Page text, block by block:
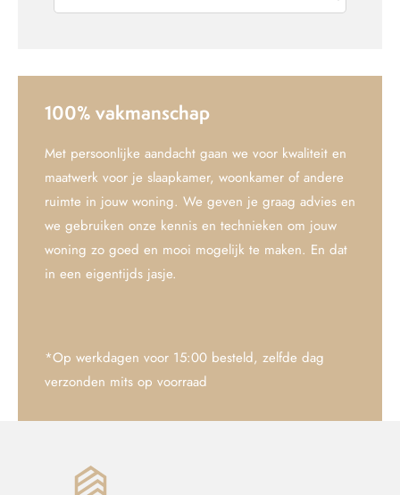
100% vakmanschap
Met persoonlijke aandacht gaan we voor kwaliteit en
maatwerk voor je slaapkamer, woonkamer of andere
ruimte in jouw woning. We geven je graag advies en
we gebruiken onze kennis en technieken om jouw
woning zo goed en mooi mogelijk te maken. En dat
in een eigentijds jasje.
*Op werkdagen voor 15:00 besteld, zelfde dag
verzonden mits op voorraad